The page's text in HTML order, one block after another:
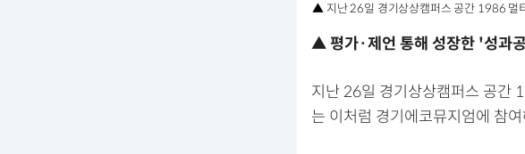
▲ 지난 26일 경기상상캠퍼스 공간 1986 멀
▲ 평가·제언 통해 성장한 '성과
지난 26일 경기상상캠퍼스 공간
는 이처럼 경기에코뮤지엄에 참